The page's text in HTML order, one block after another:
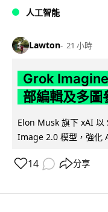
人工智能
Lawton 21 小時
Grok
部編輯及多圖
Elon Musk 旗下 xAI
Image 2.0 模型，強化
14 分享